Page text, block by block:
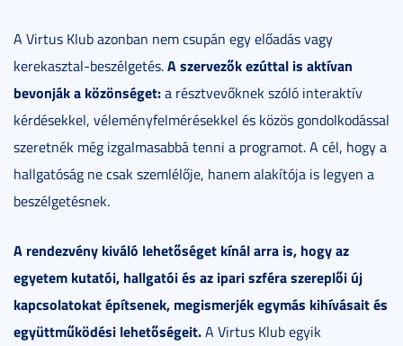
A Virtus Klub azonban nem csupán egy előadás vagy
kerekasztal-beszélgetés.A szervezők ezúttal is aktívan
bevonják a közönséget:a résztvevőknek szóló interaktív
kérdésekkel, véleményfelmérésekkel és közös gondolkodással
szeretnék még izgalmasabbá tenni a programot. A cél, hogy a
hallgatóság ne csak szemlélője, hanem alakítója is legyen a
beszélgetésnek.
A rendezvény kiváló lehetőséget kínál arra is, hogy az
egyetem kutatói, hallgatói és az ipari szféra szereplői új
kapcsolatokat építsenek, megismerjék egymás kihívásait és
együttműködési lehetőségeit.A Virtus Klub egyik